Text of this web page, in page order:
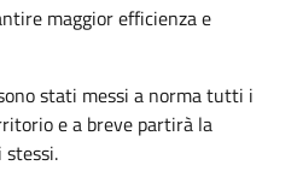
maggior efficienza e
stati messi a norma tutti i
e a breve partirà la
stessi.